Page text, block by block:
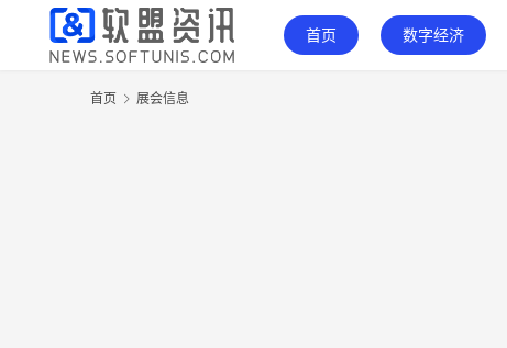
首页 数字经济
首页 展会信息